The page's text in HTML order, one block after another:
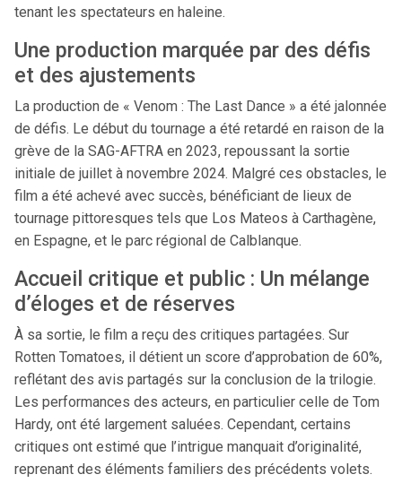
tenant les spectateurs en haleine.​
Une production marquée par des défis
et des ajustements
La production de « Venom : The Last Dance » a été jalonnée
de défis. Le début du tournage a été retardé en raison de la
grève de la SAG-AFTRA en 2023, repoussant la sortie
initiale de juillet à novembre 2024. Malgré ces obstacles, le
film a été achevé avec succès, bénéficiant de lieux de
tournage pittoresques tels que Los Mateos à Carthagène,
en Espagne, et le parc régional de Calblanque.
Accueil critique et public : Un mélange
d’éloges et de réserves
À sa sortie, le film a reçu des critiques partagées. Sur
Rotten Tomatoes, il détient un score d’approbation de 60%,
reflétant des avis partagés sur la conclusion de la trilogie.
Les performances des acteurs, en particulier celle de Tom
Hardy, ont été largement saluées. Cependant, certains
critiques ont estimé que l’intrigue manquait d’originalité,
reprenant des éléments familiers des précédents volets.​